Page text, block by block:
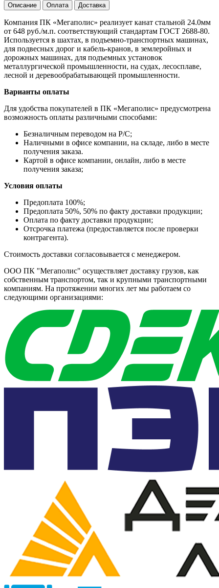
Описание Оплата Доставка
Компания ПК «Мегаполис» реализует канат стальной 24.0мм
от 648 руб./м.п. соответствующий стандартам ГОСТ 2688-80.
Используется в шахтах, в подъемно-транспортных машинах,
для подвесных дорог и кабель-кранов, в землеройных и
дорожных машинах, для подъемных установок
металлургической промышленности, на судах, лесосплаве,
лесной и деревообрабатывающей промышленности.
Варианты оплаты
Для удобства покупателей в ПК «Мегаполис» предусмотрена
возможность оплаты различными способами:
Безналичным переводом на Р/С;
Наличными в офисе компании, на складе, либо в месте
получения заказа.
Картой в офисе компании, онлайн, либо в месте
получения заказа;
Условия оплаты
Предоплата 100%;
Предоплата 50%, 50% по факту доставки продукции;
Оплата по факту доставки продукции;
Отсрочка платежа (предоставляется после проверки
контрагента).
Стоимость доставки согласовывается с менеджером.
ООО ПК "Мегаполис" осуществляет доставку грузов, как
собственным транспортом, так и крупными транспортными
компаниям. На протяжении многих лет мы работаем со
следующими организациями: